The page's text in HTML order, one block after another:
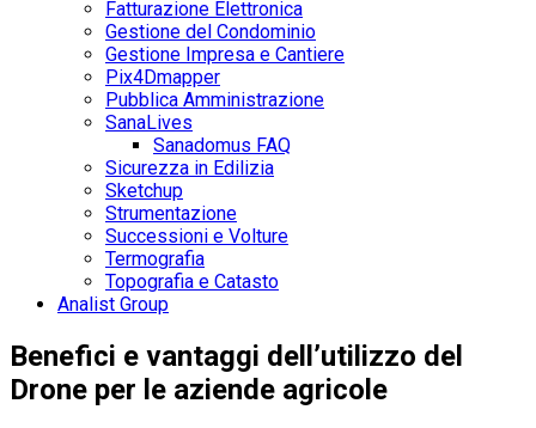
Fatturazione Elettronica
Gestione del Condominio
Gestione Impresa e Cantiere
Pix4Dmapper
Pubblica Amministrazione
SanaLives
Sanadomus FAQ
Sicurezza in Edilizia
Sketchup
Strumentazione
Successioni e Volture
Termografia
Topografia e Catasto
Analist Group
Benefici e vantaggi dell’utilizzo del
Drone per le aziende agricole